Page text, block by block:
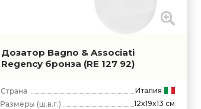
Дозатор Bagno & Associati
Regency бронза (RE 127 92)
Италия
(ш.в.г.)
12x19x13 см